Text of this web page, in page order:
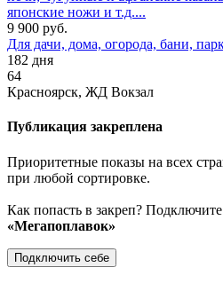
японские ножи и т.д....
9 900 руб.
Для дачи, дома, огорода, бани,
182 дня
64
Красноярск, ЖД Вокзал
Публикация закреплена
Приоритетные показы на всех
при любой сортировке.
Как попасть в закреп?
«Мегапоплавок»
Подключить себе